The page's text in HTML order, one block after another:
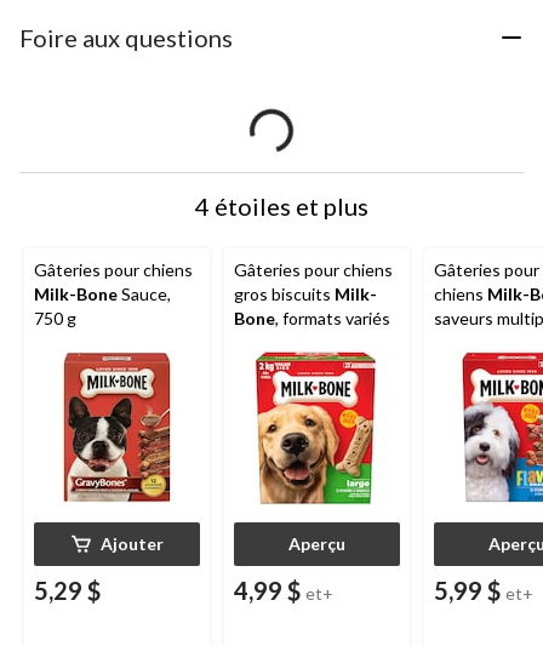
Foire aux questions
4 étoiles et plus
Gâteries pour chiens
Milk-BoneSauce,
750 g
Ajouter
5,29 $
Gâteries pour chiens
gros biscuits Milk-
Bone, formats variés
Aperçu
4,99 $ et+
Gâteries
chiens Milk-
saveurs
5,99 $ et+